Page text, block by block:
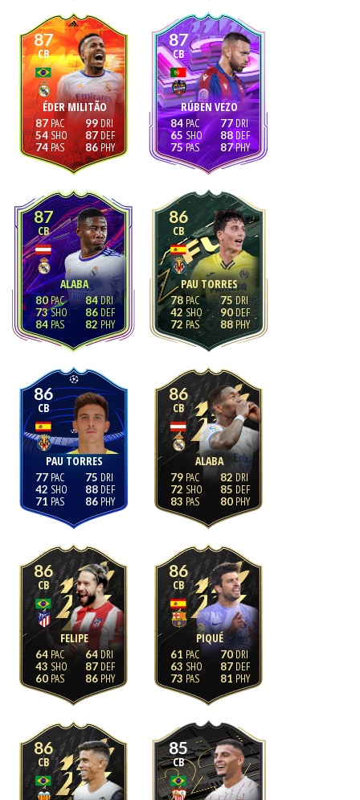
87
CB
ÉDER MILITÃO
87
54
74
99
87
86
87
CB
RÚBEN VEZO
84
65
75
77
88
87
87
CB
ALABA
80
73
84
84
86
82
86
CB
PAU TORRES
78
42
72
75
90
88
86
CB
PAU TORRES
77
42
71
75
88
86
86
CB
ALABA
79
72
83
82
85
80
86
CB
FELIPE
64
43
60
64
87
86
86
CB
PIQUÉ
61
63
73
70
87
81
86
CB
85
CB